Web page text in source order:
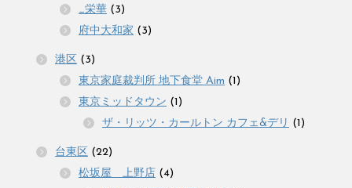
_栄華 (3)
府中大和家 (3)
港区 (3)
東京家庭裁判所 地下食堂 Aim (1)
東京ミッドタウン (1)
ザ・リッツ・カールトン カフェ&デリ (1)
台東区 (22)
松坂屋 上野店 (4)